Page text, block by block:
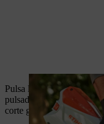
Pulsa la palanca
pulsada. La
corte gira. Ahora la